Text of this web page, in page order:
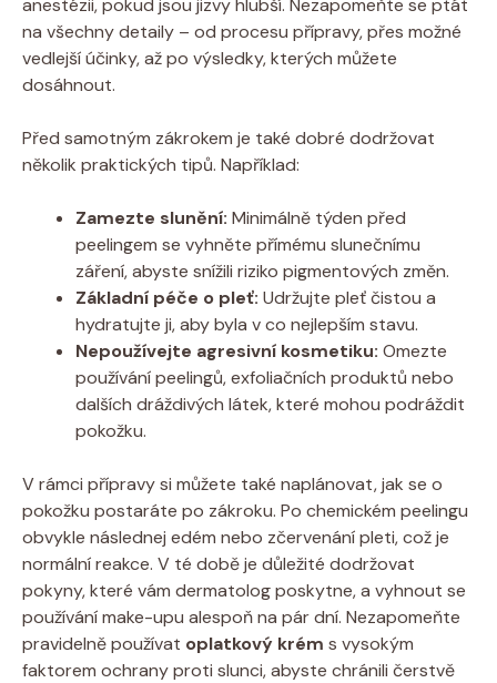
na všechny detaily – od procesu přípravy, přes možné
vedlejší účinky, až po výsledky, kterých můžete
dosáhnout.
Před samotným zákrokem je také dobré dodržovat
několik praktických tipů. Například:
Zamezte slunění: Minimálně týden před
peelingem se vyhněte přímému slunečnímu
záření, abyste snížili riziko pigmentových změn.
Základní péče o pleť: Udržujte pleť čistou a
hydratujte ji, aby byla v co nejlepším stavu.
Nepoužívejte agresivní kosmetiku: Omezte
používání peelingů, exfoliačních produktů nebo
dalších dráždivých látek, které mohou podráždit
pokožku.
V rámci přípravy si můžete také naplánovat, jak se o
pokožku postaráte po zákroku. Po chemickém peelingu
obvykle následnej edém nebo zčervenání pleti, což je
normální reakce. V té době je důležité dodržovat
pokyny, které vám dermatolog poskytne, a vyhnout se
používání make-upu alespoň na pár dní. Nezapomeňte
pravidelně používat oplatkový krém s vysokým
faktorem ochrany proti slunci, abyste chránili čerstvě